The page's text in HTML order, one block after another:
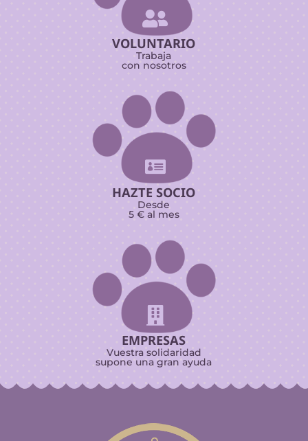

VOLUNTARIO
Trabaja
con nosotros

HAZTE SOCIO
Desde
5 € al mes

EMPRESAS
Vuestra solidaridad
supone una gran ayuda